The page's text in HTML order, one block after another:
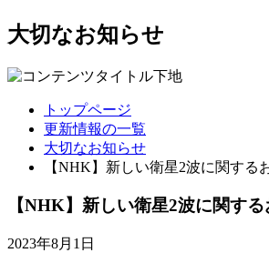
大切なお知らせ
トップページ
更新情報の一覧
大切なお知らせ
【NHK】新しい衛星2波に関する
【NHK】新しい衛星2波に関す
2023年8月1日